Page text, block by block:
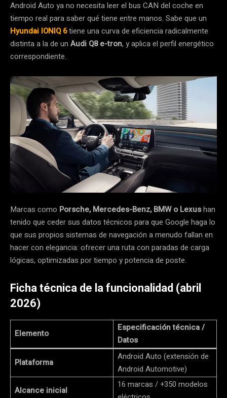
Android Auto ya no necesita leer el bus CAN del coche en
tiempo real para saber qué tiene entre manos. Sabe que un
Hyundai IONIQ 6tiene una curva de eficiencia radicalmente
distinta a la de un Audi Q8 e-tron, y aplica el perfil energético
correspondiente.
Marcas como Porsche, Mercedes-Benz, BMW o Lexushan
tenido que ceder sus datos técnicos para que Google haga lo
que sus propios sistemas de navegación a menudo fallan en
hacer con elegancia: ofrecer una ruta con paradas de carga
lógicas, optimizadas por tiempo y potencia de poste.
Ficha técnica de la funcionalidad (abril
2026)
Elemento
Especificación técnica /
Datos
Plataforma
Android Auto (extensión de
Android Automotive)
Alcance inicial
16 marcas / +350 modelos